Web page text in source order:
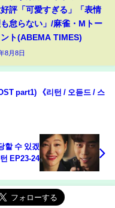
評「可愛すぎる」「表情
怠らない」/麻雀・Mトー
ト(ABEMA TIMES)
8月8日
턴 / 오듣드 / 스
할 수 있겠
EP23-24